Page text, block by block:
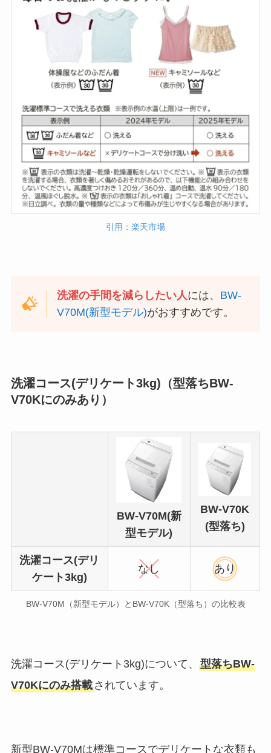
引用：楽天市場
洗濯の手間を減らしたい人には、 BW-
V70M(新型モデル)がおすすめです。
洗濯コース(デリケート3kg)（型落ちBW-
V70Kにのみあり）
BW-V70M(新
型モデル)
BW-V70K
(型落ち)
洗濯コース(デリ
ケート3kg)
なし あり
BW-V70M（新型モデル）とBW-V70K（型落ち）の比較表
洗濯コース(デリケート3kg)について、 型落ちBW-
V70Kにのみ搭載されています。
新型BW-V70Mは標準コースでデリケートな衣類も